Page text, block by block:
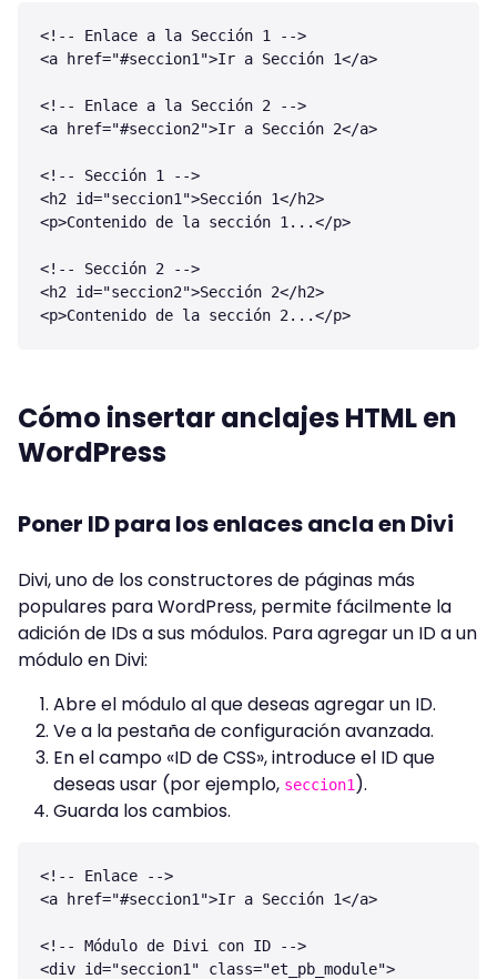
<!-- Enlace a la Sección 1 -->
<a href="#seccion1">Ir a Sección 1</a>
<!-- Enlace a la Sección 2 -->
<a href="#seccion2">Ir a Sección 2</a>
<!-- Sección 1 -->
<h2 id="seccion1">Sección 1</h2>
<p>Contenido de la sección 1...</p>
<!-- Sección 2 -->
<h2 id="seccion2">Sección 2</h2>
Cómo insertar anclajes HTML en
WordPress
Poner ID para los enlaces ancla en Divi
Divi, uno de los constructores de páginas más
populares para WordPress, permite fácilmente la
adición de IDs a sus módulos. Para agregar un ID a un
módulo en Divi:
Abre el módulo al que deseas agregar un ID.
Ve a la pestaña de configuración avanzada.
En el campo «ID de CSS», introduce el ID que
deseas usar (por ejemplo, seccion1 ).
Guarda los cambios.
<!-- Enlace -->
<a href="#seccion1">Ir a Sección 1</a>
<!-- Módulo de Divi con ID -->
<div id="seccion1" class="et_pb_module">